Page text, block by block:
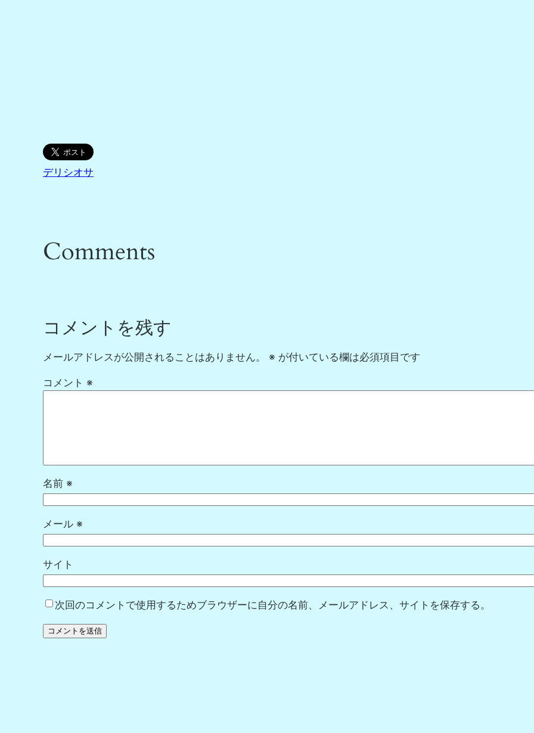
デリシオサ
Comments
コメントを残す
メールアドレスが公開されることはありません。 ※ が付いている欄は必須項目です
コメント ※
名前 ※
メール ※
サイト
次回のコメントで使用するためブラウザーに自分の名前、メールアドレス、サイトを保存する。